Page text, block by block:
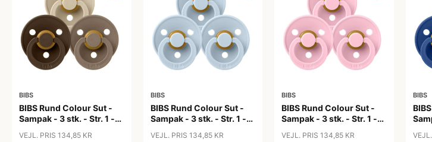
BIBS
BIBS Rund Colour Sut -
Sampak - 3 stk. - Str. 1 -
VEJL. PRIS 134,85 KR
BIBS
BIBS Rund Colour Sut -
Sampak - 3 stk. - Str. 1 -
VEJL. PRIS 134,85 KR
BIBS
BIBS Rund Colour Sut -
Sampak - 3 stk. - Str. 1 -
VEJL. PRIS 134,85 KR
BIBS